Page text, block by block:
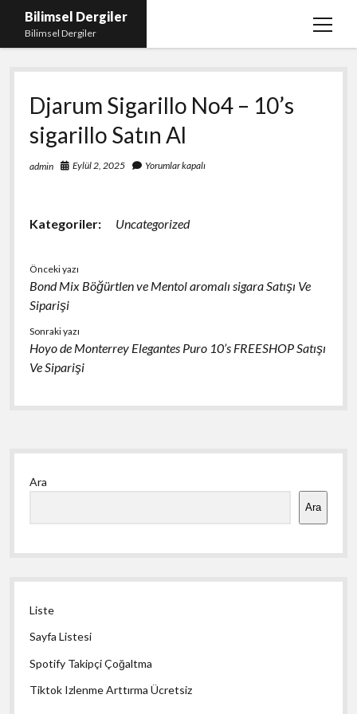
Bilimsel Dergiler
Bilimsel Dergiler
menüyü
Liste
Sayfa Listesi
Spotify Takipçi Çoğaltma
Tiktok Izlenme Arttırma Ücretsiz
Djarum Sigarillo No4 – 10’s
sigarillo Satın Al
admin Eylül 2, 2025 Yorumlar kapalı
Kategoriler: Uncategorized
Önceki yazı
Bond Mix Böğürtlen ve Mentol aromalı sigara Satışı Ve
Siparişi
Sonraki yazı
Hoyo de Monterrey Elegantes Puro 10’s FREESHOP Satışı
Ve Siparişi
Yan
Menü
Ara
Ara
Liste
Sayfa Listesi
Spotify Takipçi Çoğaltma
Tiktok Izlenme Arttırma Ücretsiz